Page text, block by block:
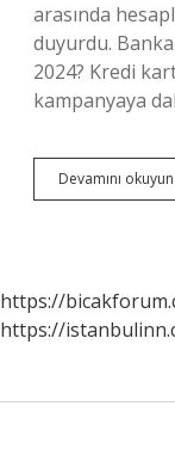
arasında
duyurdu.
2024? Kredi
kampanyaya
Devamını okuyun
https://
https://